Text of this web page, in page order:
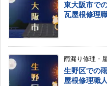
東大阪市で
瓦屋根修理
雨漏り修理・
生野区での
屋根修理職人